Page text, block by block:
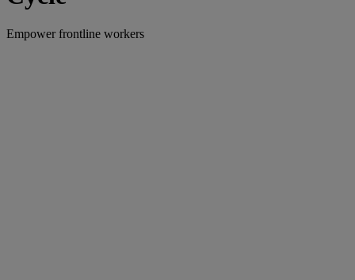
Empower frontline workers